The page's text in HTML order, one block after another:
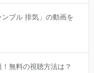
ブル 排気」の動画を
無料の視聴方法は？